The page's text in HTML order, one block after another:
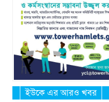
ইউকে এর আরও খবর